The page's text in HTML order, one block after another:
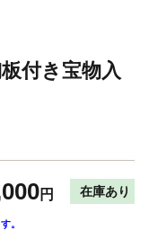
付き宝物入
円 在庫あり
。